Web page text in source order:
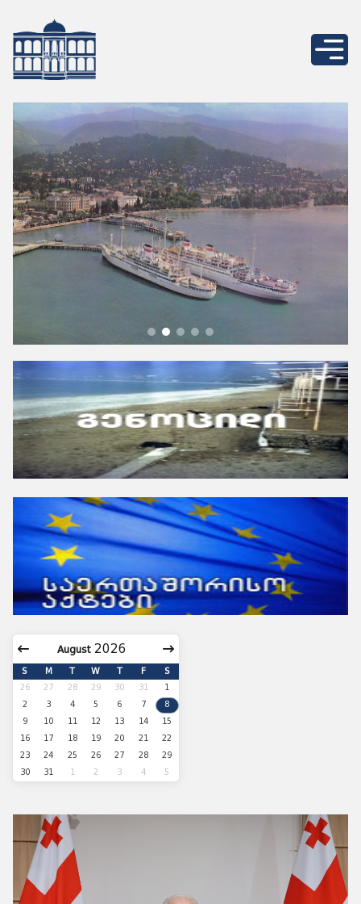
August
S M T W T F S
26 27 28 29 30 31
1
2
3 4 5 6 7
8
9
10 11 12 13 14
15
16
17 18 19 20 21
22
23
24 25 26 27 28
29
30
31 1 2 3 4 5